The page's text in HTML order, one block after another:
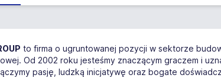
to firma o ugruntowanej pozycji w sektorze
Od 2002 roku jesteśmy znaczącym graczem i
pasję, ludzką inicjatywę oraz bogate